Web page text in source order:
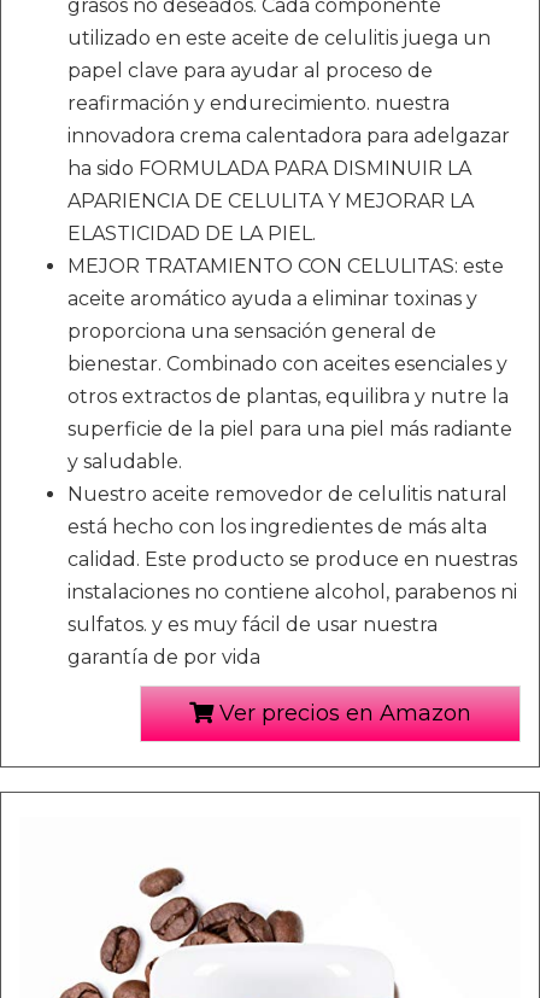
grasos no deseados. Cada componente
utilizado en este aceite de celulitis juega un
papel clave para ayudar al proceso de
reafirmación y endurecimiento. nuestra
innovadora crema calentadora para adelgazar
ha sido FORMULADA PARA DISMINUIR LA
APARIENCIA DE CELULITA Y MEJORAR LA
ELASTICIDAD DE LA PIEL.
MEJOR TRATAMIENTO CON CELULITAS: este
aceite aromático ayuda a eliminar toxinas y
proporciona una sensación general de
bienestar. Combinado con aceites esenciales y
otros extractos de plantas, equilibra y nutre la
superficie de la piel para una piel más radiante
y saludable.
Nuestro aceite removedor de celulitis natural
está hecho con los ingredientes de más alta
calidad. Este producto se produce en nuestras
instalaciones no contiene alcohol, parabenos ni
sulfatos. y es muy fácil de usar nuestra
garantía de por vida
Ver precios en Amazon